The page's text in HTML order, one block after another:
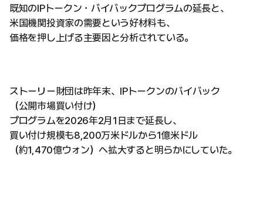
既知のIPトークン・バイバックプログラムの延長と、
米国機関投資家の需要という好材料も、
価格を押し上げる主要因と分析されている。
ストーリー財団は昨年末、IPトークンのバイバック
（公開市場買い付け）
プログラムを2026年2月1日まで延長し、
買い付け規模も8,200万米ドルから1億米ドル
（約1,470億ウォン）へ拡大すると明らかにしていた。